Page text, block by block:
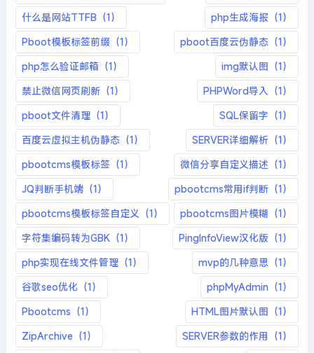
什么是网站TTFB（1）
php生成海报（1）
Pboot模板标签前缀（1）
pboot百度云伪静态（1）
php怎么验证邮箱（1）
img默认图（1）
禁止微信网页刷新（1）
PHPWord导入（1）
pboot文件清理（1）
SQL保留字（1）
百度云虚拟主机伪静态（1）
SERVER详细解析（1）
pbootcms模板标签（1）
微信分享自定义描述（1）
JQ判断手机端（1）
pbootcms常用if判断（1）
pbootcms模板标签自定义（1）
pbootcms图片模糊（1）
字符集编码转为GBK（1）
PingInfoView汉化版（1）
php实现在线文件管理（1）
mvp的几种意思（1）
谷歌seo优化（1）
phpMyAdmin（1）
Pbootcms（1）
HTML图片默认图（1）
ZipArchive（1）
SERVER参数的作用（1）